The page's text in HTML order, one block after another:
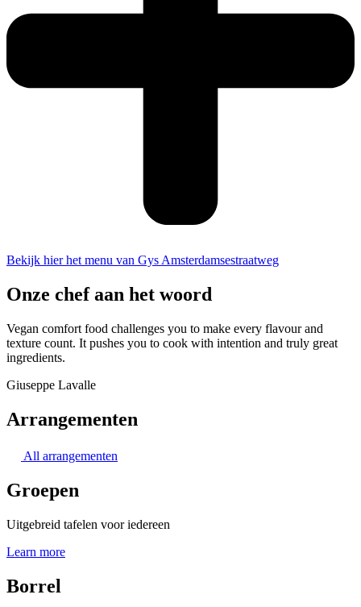
Bekijk hier het menu van Gys Amsterdamsestraatweg
Onze chef aan het woord
Vegan comfort food challenges you to make every flavour and
texture count. It pushes you to cook with intention and truly great
ingredients.
Giuseppe Lavalle
Arrangementen
All arrangementen​
Groepen
Uitgebreid tafelen voor iedereen
Learn more
Borrel